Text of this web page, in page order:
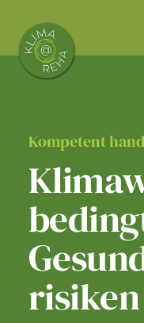
content
Kompetent
risiken